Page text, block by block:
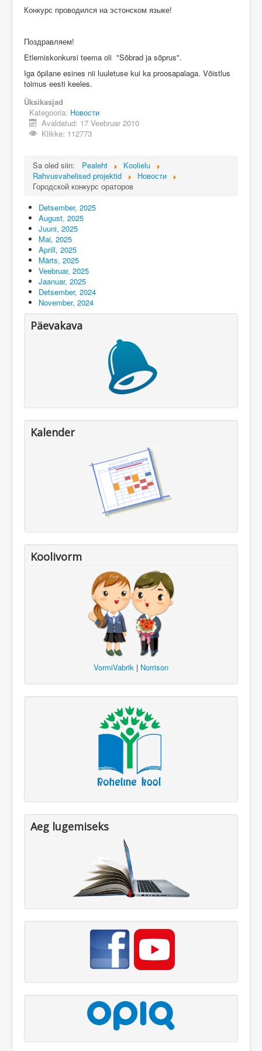
Login
Конкурс проводился на эстонском языке!
Поздравляем!
Etlemiskonkursi teema oli "Sõbrad ja sõprus".
Iga õpilane esines nii luuletuse kui ka proosapalaga. Võistlus
toimus eesti keeles.
Üksikasjad
Kategooria: Новости
Avaldatud: 17 Veebruar 2010
Klikke: 112773
Sa oled siin: Pealeht
Koolielu
Rahvusvahelised projektid
Новости
Городской конкурс ораторов
Detsember, 2025
August, 2025
Juuni, 2025
Mai, 2025
Aprill, 2025
Märts, 2025
Veebruar, 2025
Jaanuar, 2025
Detsember, 2024
November, 2024
Päevakava
Kalender
Koolivorm
VormiVabrik | Norrison
Aeg lugemiseks